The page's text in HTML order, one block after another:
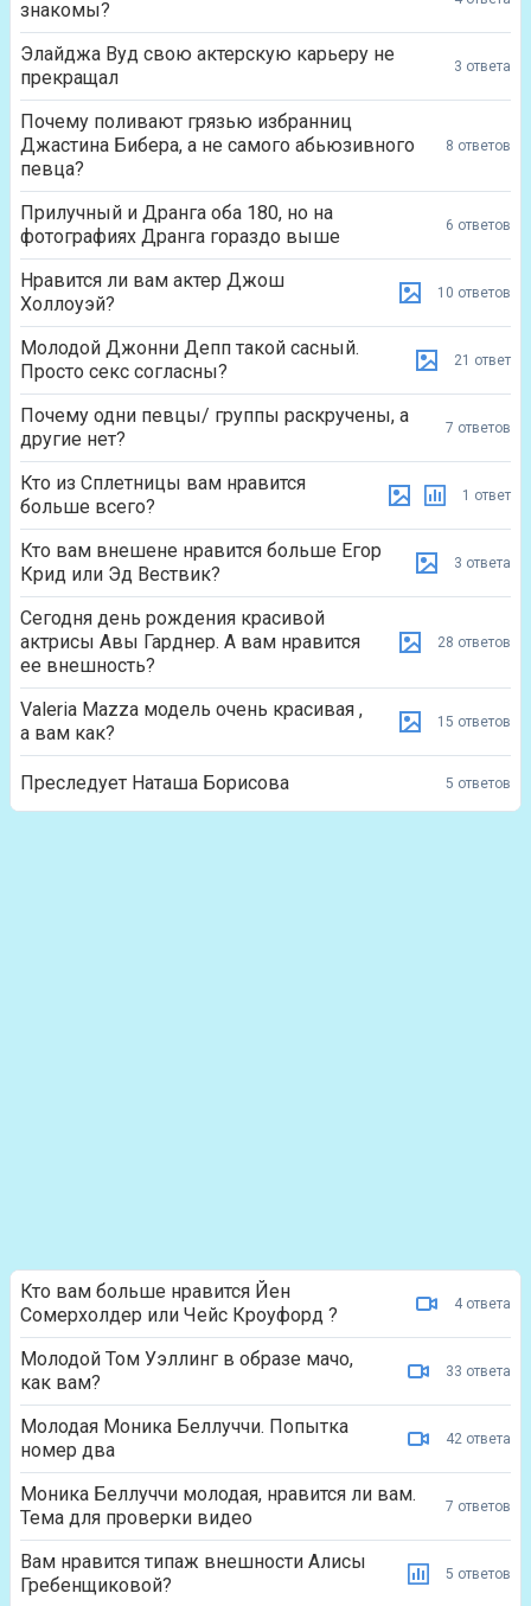
знакомы?
Элайджа Вуд свою актерскую карьеру не
прекращал
3 ответа
Почему поливают грязью избранниц
Джастина Бибера, а не самого абьюзивного
певца?
8 ответов
Прилучный и Дранга оба 180, но на
фотографиях Дранга гораздо выше
6 ответов
Нравится ли вам актер Джош
Холлоуэй?
10 ответов
Молодой Джонни Депп такой сасный.
Просто секс согласны?
21 ответ
Почему одни певцы/ группы раскручены, а
другие нет?
7 ответов
Кто из Сплетницы вам нравится
больше всего?
1 ответ
Кто вам внешене нравится больше Егор
Крид или Эд Вествик?
3 ответа
Сегодня день рождения красивой
актрисы Авы Гарднер. А вам нравится
ее внешность?
28 ответов
Valeria Mazza модель очень красивая ,
а вам как?
15 ответов
Преследует Наташа Борисова 5 ответов
Кто вам больше нравится Йен
Сомерхолдер или Чейс Кроуфорд ?
4 ответа
Молодой Том Уэллинг в образе мачо,
как вам?
33 ответа
Молодая Моника Беллуччи. Попытка
номер два
42 ответа
Моника Беллуччи молодая, нравится ли вам.
Тема для проверки видео
7 ответов
Вам нравится типаж внешности Алисы
Гребенщиковой?
5 ответов